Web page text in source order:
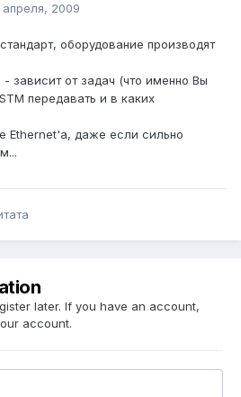
апреля, 2009
оборудование производят
зависит от задач (что именно Вы
передавать и в каких
Ethernet'а, даже если сильно
later. If you have an account,
account.